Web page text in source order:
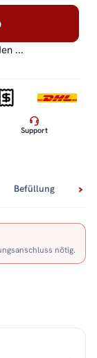
...
Support
Befüllung
nötig.